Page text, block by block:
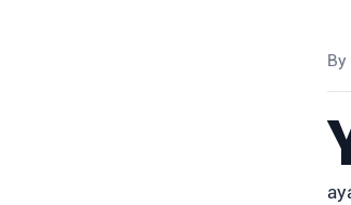
By